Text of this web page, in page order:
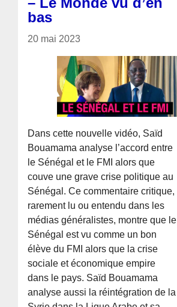
bas
20 mai 2023
Dans cette nouvelle vidéo, Saïd
Bouamama analyse l’accord entre
le Sénégal et le FMI alors que
couve une grave crise politique au
Sénégal. Ce commentaire critique,
rarement lu ou entendu dans les
médias généralistes, montre que le
Sénégal est vu comme un bon
élève du FMI alors que la crise
sociale et économique empire
dans le pays. Saïd Bouamama
analyse aussi la réintégration de la